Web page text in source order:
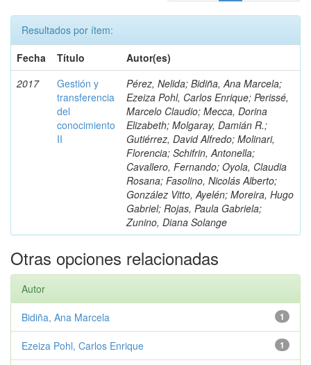
Resultados por ítem:
Fecha
Título
Autor(es)
2017
Gestión y
transferencia
del
conocimiento
II
Pérez, Nelida; Bidiña, Ana Marcela;
Ezeiza Pohl, Carlos Enrique; Perissé,
Marcelo Claudio; Mecca, Dorina
Elizabeth; Molgaray, Damián R.;
Gutiérrez, David Alfredo; Molinari,
Florencia; Schifrin, Antonella;
Cavallero, Fernando; Oyola, Claudia
Rosana; Fasolino, Nicolás Alberto;
González Vitto, Ayelén; Moreira, Hugo
Gabriel; Rojas, Paula Gabriela;
Zunino, Diana Solange
Otras opciones relacionadas
Autor
1
Bidiña, Ana Marcela
1
Ezeiza Pohl, Carlos Enrique